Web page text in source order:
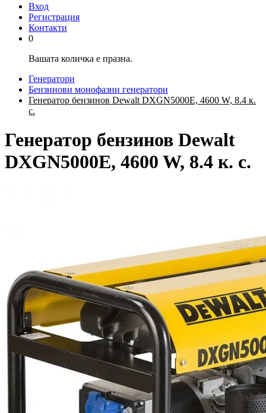
Вход
Регистрация
Контакти
0
Вашата количка е празна.
Генератори
Бензинови монофазни генератори
Генератор бензинов Dewalt DXGN5000E, 4600 W, 8.4 к.
с.
Генератор бензинов Dewalt
DXGN5000E, 4600 W, 8.4 к. с.